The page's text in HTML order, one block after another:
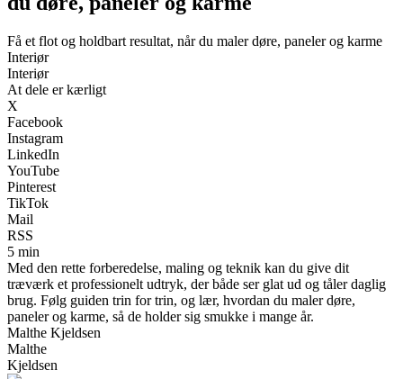
Få et flot og holdbart resultat, når du maler døre, paneler og karme
Interiør
Interiør
At dele er kærligt
X
Facebook
Instagram
LinkedIn
YouTube
Pinterest
TikTok
Mail
RSS
5 min
Med den rette forberedelse, maling og teknik kan du give dit
træværk et professionelt udtryk, der både ser glat ud og tåler daglig
brug. Følg guiden trin for trin, og lær, hvordan du maler døre,
paneler og karme, så de holder sig smukke i mange år.
Malthe Kjeldsen
Malthe
Kjeldsen